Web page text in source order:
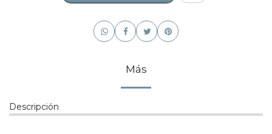
Más
Descripción